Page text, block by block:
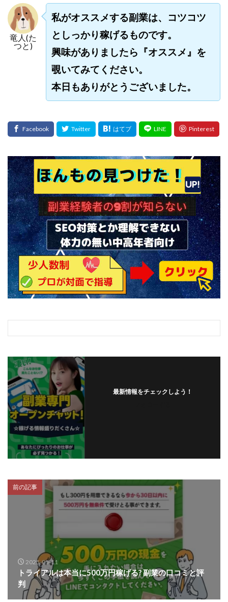
竜人(た
つと)
私がオススメする副業は、コツコツ
としっかり稼げるものです。
興味がありましたら『オススメ』を
覗いてみてください。
本日もありがとうございました。
最新情報をチェックしよう！
前の記事
2025-05-11
トライアルは本当に500万円稼げる? 副業の口コミと評
判